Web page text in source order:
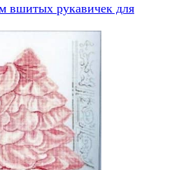
вшитых рукавичек для